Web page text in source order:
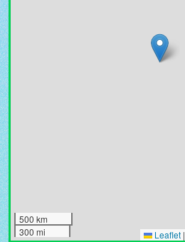
500 km
300 mi
Leaflet |